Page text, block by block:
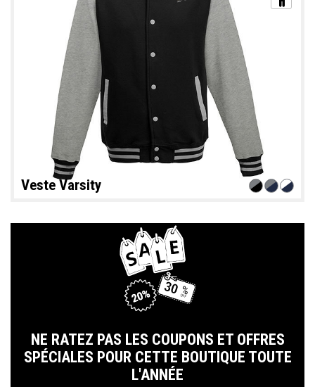
Veste Varsity
NE RATEZ PAS LES COUPONS ET OFFRES
SPÉCIALES POUR CETTE BOUTIQUE TOUTE
L'ANNÉE